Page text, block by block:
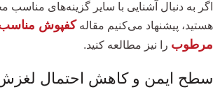
اگر به دنبال آشنایی با سایر گزینه‌های
هستید، پیشنهاد می‌کنیم مقاله کفپوش
مرطوب را نیز مطالعه کنید.
سطح ایمن و کاهش احتمال